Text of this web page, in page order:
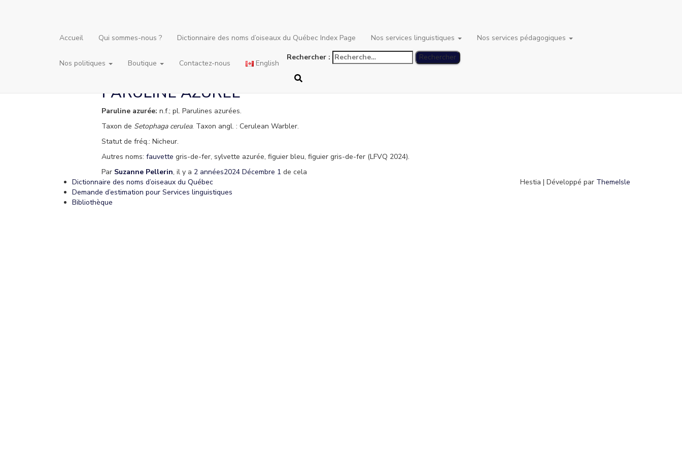
Accueil Qui sommes-nous ? Dictionnaire des noms d’oiseaux du Québec Index Page Nos services linguistiques Nos services pédagogiques
Nos politiques Boutique Contactez-nous English
Rechercher :
Cerulean Warbler
PARULINE AZURÉE
Paruline azurée: n.f.; pl. Parulines azurées.
Taxon de Setophaga cerulea. Taxon angl. : Cerulean Warbler.
Statut de fréq.: Nicheur.
Autres noms: fauvette gris-de-fer, sylvette azurée, figuier bleu, figuier gris-de-fer (LFVQ 2024).
Par Suzanne Pellerin, il y a 2 années2024 Décembre 1 de cela
Dictionnaire des noms d’oiseaux du Québec
Demande d’estimation pour Services linguistiques
Bibliothèque
Hestia | Développé par ThemeIsle